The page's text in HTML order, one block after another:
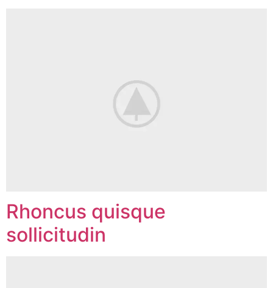
Rhoncus quisque
sollicitudin